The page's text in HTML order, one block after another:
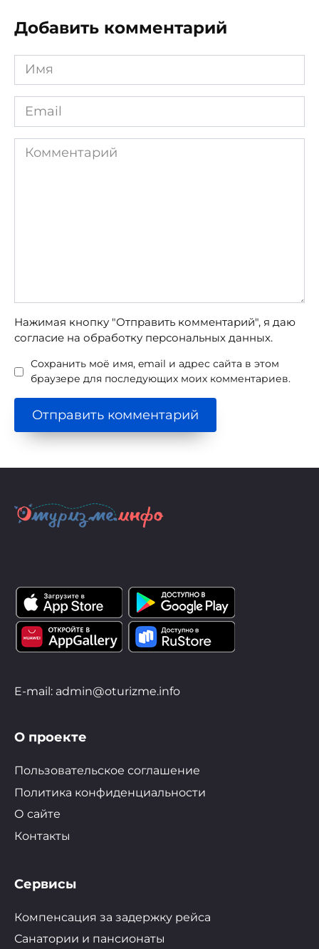
Добавить комментарий
Имя
*
Email
*
Комментарий
Нажимая кнопку "Отправить комментарий", я даю
согласие на обработку персональных данных.
Сохранить моё имя, email и адрес сайта в этом
браузере для последующих моих комментариев.
E-mail: admin@oturizme.info
О проекте
Пользовательское соглашение
Политика конфиденциальности
О сайте
Контакты
Сервисы
Компенсация за задержку рейса
Санатории и пансионаты